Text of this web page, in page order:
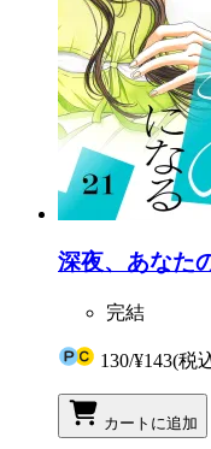
深夜、あなた
完結
130/¥143(税
カートに追加